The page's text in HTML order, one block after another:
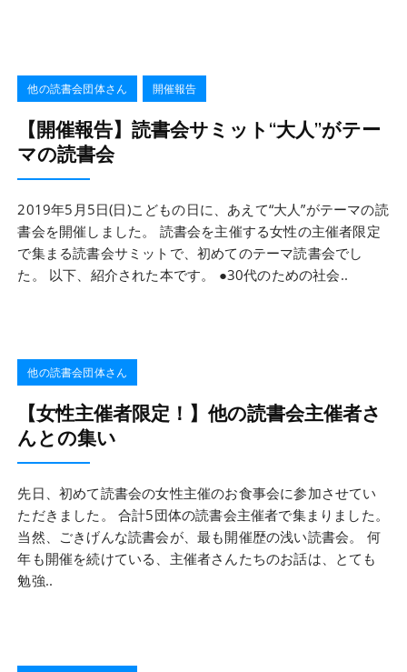
他の読書会団体さん 開催報告
【開催報告】読書会サミット“大人”がテー
マの読書会
2019年5月5日(日)こどもの日に、あえて“大人”がテーマの読
書会を開催しました。 読書会を主催する女性の主催者限定
で集まる読書会サミットで、初めてのテーマ読書会でし
た。 以下、紹介された本です。 ●30代のための社会..
他の読書会団体さん
【女性主催者限定！】他の読書会主催者さ
んとの集い
先日、初めて読書会の女性主催のお食事会に参加させてい
ただきました。 合計5団体の読書会主催者で集まりました。
当然、ごきげんな読書会が、最も開催歴の浅い読書会。 何
年も開催を続けている、主催者さんたちのお話は、とても
勉強..